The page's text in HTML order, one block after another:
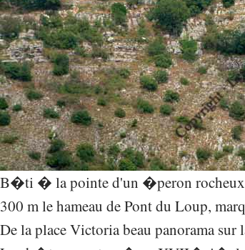
B�ti � la pointe d'un �peron rocheux
300 m le hameau de Pont du Loup,
De la place Victoria beau panorama